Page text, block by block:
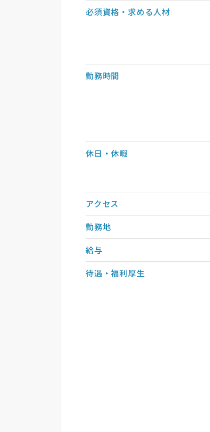
必須資格・求める人材
勤務時間
休日・休暇
アクセス
勤務地
給与
待遇・福利厚生